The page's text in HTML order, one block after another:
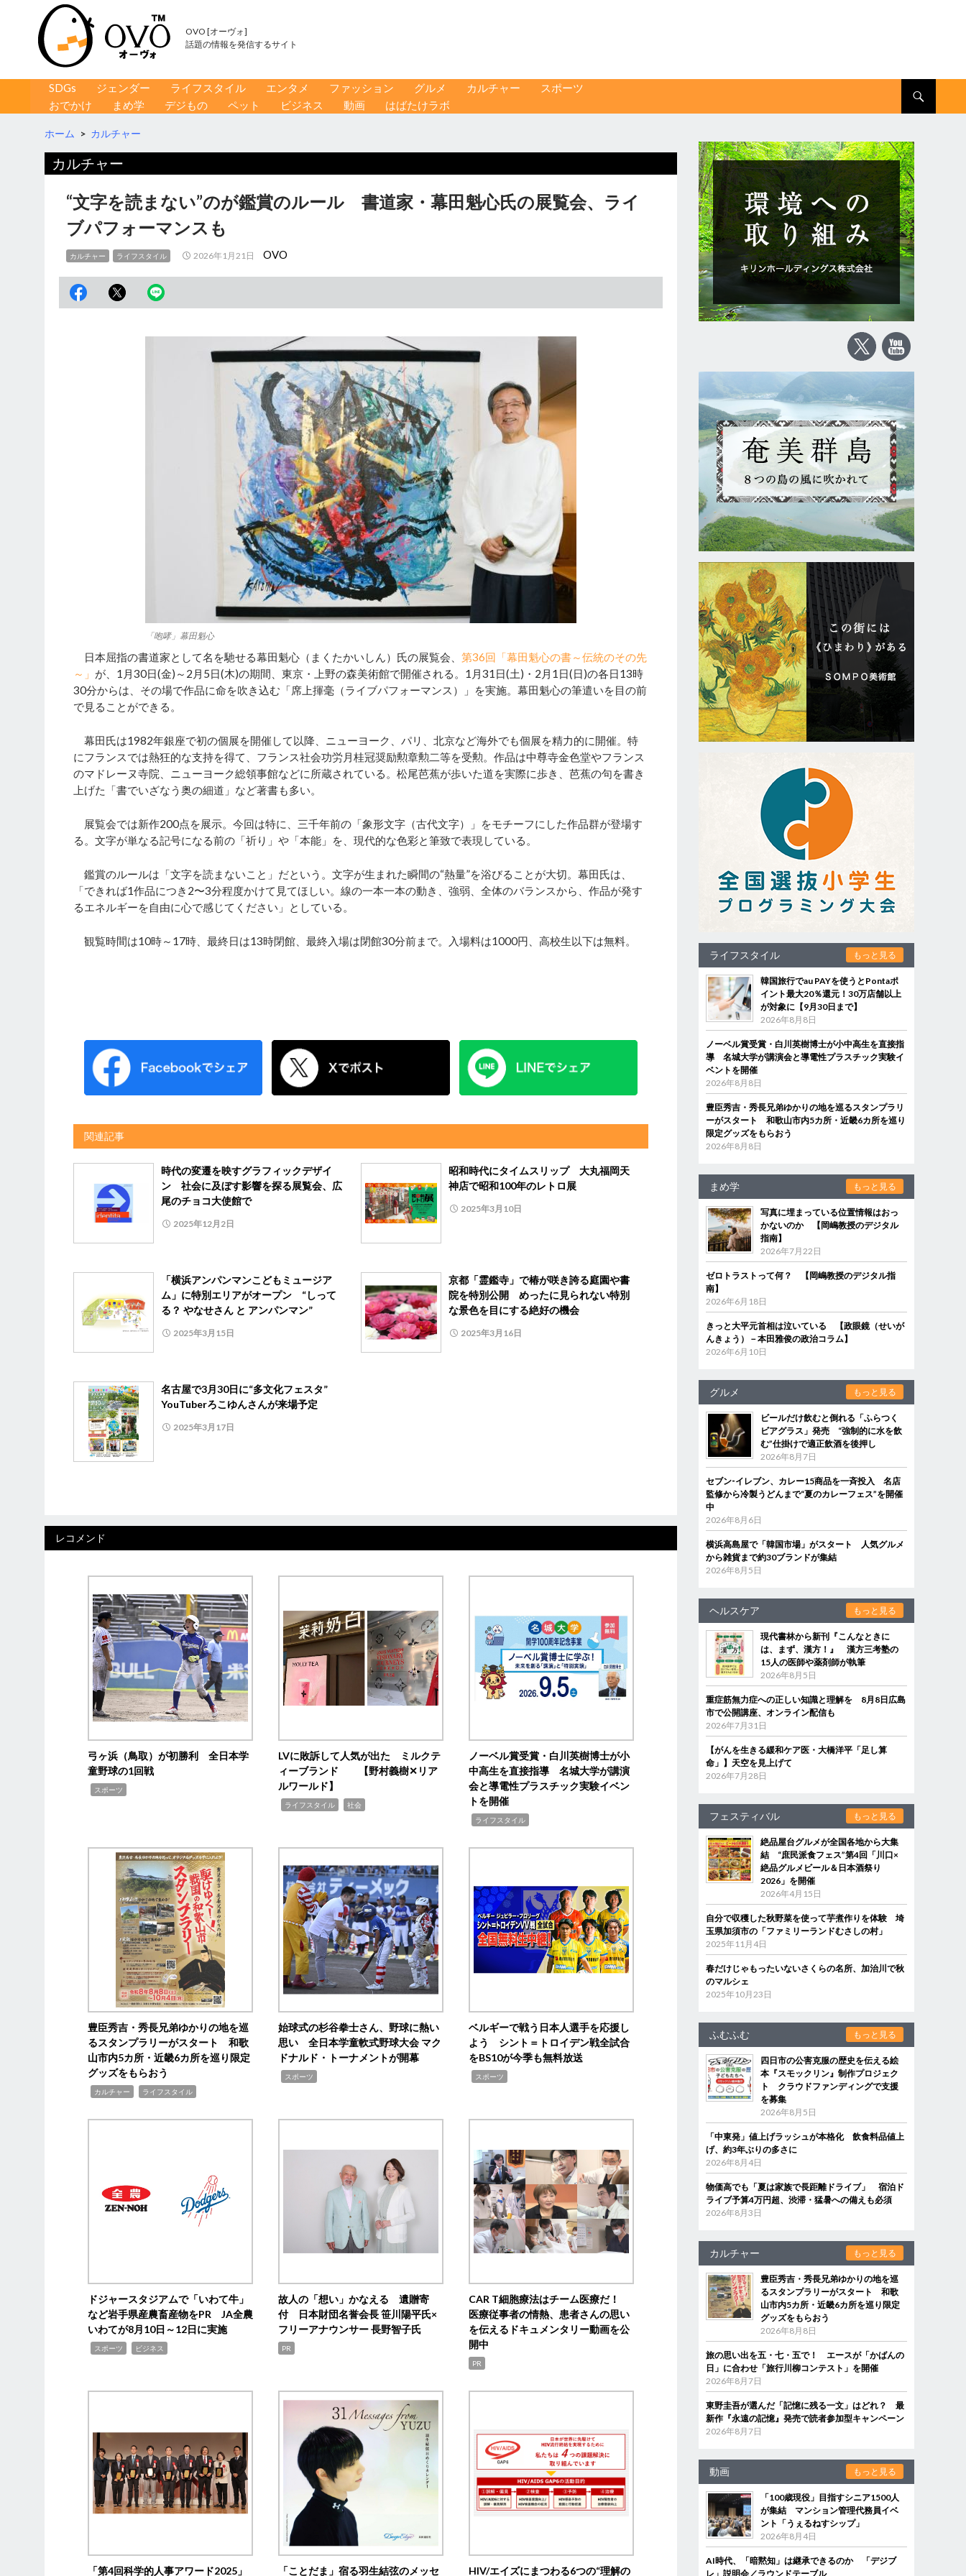
OVO [オーヴォ]
話題の情報を発信するサイト
コンテンツへ移動
SDGs ジェンダー ライフスタイル エンタメ ファッション グルメ カルチャー
スポーツ
おでかけ
まめ学 デジもの ペット ビジネス 動画 はばたけラボ
ホーム > カルチャー
カルチャー
“文字を読まない”のが鑑賞のルール 書道家・幕田魁心氏の展覧会、ライ
ブパフォーマンスも
カルチャー ライフスタイル 2026年1月21日 OVO
「咆哮」幕田魁心
日本屈指の書道家として名を馳せる幕田魁心（まくたかいしん）氏の展覧会、 第36回「幕田魁心の書～伝統のその先
～」 が、1月30日(金)～2月5日(木)の期間、東京・上野の森美術館で開催される。1月31日(土)・2月1日(日)の各日13時
30分からは、その場で作品に命を吹き込む「席上揮毫（ライブパフォーマンス）」を実施。幕田魁心の筆遣いを目の前
で見ることができる。
幕田氏は1982年銀座で初の個展を開催して以降、ニューヨーク、パリ、北京など海外でも個展を精力的に開催。特
にフランスでは熱狂的な支持を得て、フランス社会功労月桂冠奨励勲章勲二等を受勲。作品は中尊寺金色堂やフランス
のマドレーヌ寺院、ニューヨーク総領事館などに所蔵されている。松尾芭蕉が歩いた道を実際に歩き、芭蕉の句を書き
上げた「書でいざなう奥の細道」など著書も多い。
展覧会では新作200点を展示。今回は特に、三千年前の「象形文字（古代文字）」をモチーフにした作品群が登場す
る。文字が単なる記号になる前の「祈り」や「本能」を、現代的な色彩と筆致で表現している。
鑑賞のルールは「文字を読まないこと」だという。文字が生まれた瞬間の“熱量”を浴びることが大切。幕田氏は、
「できれば1作品につき2〜3分程度かけて見てほしい。線の一本一本の動き、強弱、全体のバランスから、作品が発す
るエネルギーを自由に心で感じてください」としている。
観覧時間は10時～17時、最終日は13時閉館、最終入場は閉館30分前まで。入場料は1000円、高校生以下は無料。
関連記事
時代の変遷を映すグラフィックデザイ
ン 社会に及ぼす影響を探る展覧会、広
尾のチョコ大使館で
2025年12月2日
昭和時代にタイムスリップ 大丸福岡天
神店で昭和100年のレトロ展
2025年3月10日
「横浜アンパンマンこどもミュージア
ム」に特別エリアがオープン “しって
る？ やなせさん と アンパンマン”
2025年3月15日
京都「霊鑑寺」で椿が咲き誇る庭園や書
院を特別公開 めったに見られない特別
な景色を目にする絶好の機会
2025年3月16日
名古屋で3月30日に“多文化フェスタ”
YouTuberろこゆんさんが来場予定
2025年3月17日
レコメンド
弓ヶ浜（鳥取）が初勝利 全日本学
童野球の1回戦
スポーツ
LVに敗訴して人気が出た ミルクテ
ィーブランド 【野村義樹✕リア
ルワールド】
ライフスタイル 社会
ノーベル賞受賞・白川英樹博士が小
中高生を直接指導 名城大学が講演
会と導電性プラスチック実験イベン
トを開催
ライフスタイル
豊臣秀吉・秀長兄弟ゆかりの地を巡
るスタンプラリーがスタート 和歌
山市内5カ所・近畿6カ所を巡り限定
グッズをもらおう
カルチャー ライフスタイル
始球式の杉谷拳士さん、野球に熱い
思い 全日本学童軟式野球大会 マク
ドナルド・トーナメントが開幕
スポーツ
ベルギーで戦う日本人選手を応援し
よう シント＝トロイデン戦全試合
をBS10が今季も無料放送
スポーツ
ドジャースタジアムで「いわて牛」
など岩手県産農畜産物をPR JA全農
いわてが8月10日～12日に実施
スポーツ ビジネス
故人の「想い」かなえる 遺贈寄
付 日本財団名誉会長 笹川陽平氏×
フリーアナウンサー 長野智子氏
PR
CAR T細胞療法はチーム医療だ！
医療従事者の情熱、患者さんの思い
を伝えるドキュメンタリー動画を公
開中
PR
「第4回科学的人事アワード2025」 「ことだま」宿る羽生結弦のメッセ HIV/エイズにまつわる6つの“理解の
ライフスタイル もっと見る
韓国旅行でau PAYを使うとPontaポ
イント最大20％還元！30万店舗以上
が対象に【9月30日まで】
2026年8月8日
ノーベル賞受賞・白川英樹博士が小中高生を直接指
導 名城大学が講演会と導電性プラスチック実験イ
ベントを開催
2026年8月8日
豊臣秀吉・秀長兄弟ゆかりの地を巡るスタンプラリ
ーがスタート 和歌山市内5カ所・近畿6カ所を巡り
限定グッズをもらおう
2026年8月8日
まめ学 もっと見る
写真に埋まっている位置情報はおっ
かないのか 【岡嶋教授のデジタル
指南】
2026年7月22日
ゼロトラストって何？ 【岡嶋教授のデジタル指
南】
2026年6月18日
きっと大平元首相は泣いている 【政眼鏡（せいが
んきょう）－本田雅俊の政治コラム】
2026年6月10日
グルメ もっと見る
ビールだけ飲むと倒れる「ふらつく
ビアグラス」発売 “強制的に水を飲
む”仕掛けで適正飲酒を後押し
2026年8月7日
セブン‐イレブン、カレー15商品を一斉投入 名店
監修から冷製うどんまで“夏のカレーフェス”を開催
中
2026年8月6日
横浜高島屋で「韓国市場」がスタート 人気グルメ
から雑貨まで約30ブランドが集結
2026年8月5日
ヘルスケア もっと見る
現代書林から新刊『こんなときに
は、まず、漢方！』 漢方三考塾の
15人の医師や薬剤師が執筆
2026年8月5日
重症筋無力症への正しい知識と理解を 8月8日広島
市で公開講座、オンライン配信も
2026年7月31日
【がんを生きる緩和ケア医・大橋洋平「足し算
命」】天空を見上げて
2026年7月28日
フェスティバル もっと見る
絶品屋台グルメが全国各地から大集
結 “庶民派食フェス”第4回「川口×
絶品グルメビール＆日本酒祭り
2026」を開催
2026年4月15日
自分で収穫した秋野菜を使って芋煮作りを体験 埼
玉県加須市の「ファミリーランドむさしの村」
2025年11月4日
春だけじゃもったいないさくらの名所、加治川で秋
のマルシェ
2025年10月23日
ふむふむ もっと見る
四日市の公害克服の歴史を伝える絵
本『スモックリン』制作プロジェク
ト クラウドファンディングで支援
を募集
2026年8月5日
「中東発」値上げラッシュが本格化 飲食料品値上
げ、約3年ぶりの多さに
2026年8月4日
物価高でも「夏は家族で長距離ドライブ」 宿泊ド
ライブ予算4万円超、渋滞・猛暑への備えも必須
2026年8月3日
カルチャー もっと見る
豊臣秀吉・秀長兄弟ゆかりの地を巡
るスタンプラリーがスタート 和歌
山市内5カ所・近畿6カ所を巡り限定
グッズをもらおう
2026年8月8日
旅の思い出を五・七・五で！ エースが「かばんの
日」に合わせ「旅行川柳コンテスト」を開催
2026年8月7日
東野圭吾が選んだ「記憶に残る一文」はどれ？ 最
新作『永遠の記憶』発売で読者参加型キャンペーン
2026年8月7日
動画 もっと見る
「100歳現役」目指すシニア1500人
が集結 マンション管理代務員イベ
ント「うぇるねすシップ」
2026年8月4日
AI時代、「暗黙知」は継承できるのか 「デジブ
レ」説明会／ラウンドテーブル